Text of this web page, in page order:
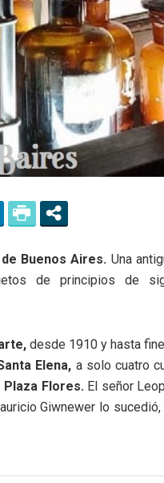
Buenos Aires. Una
de principios de
desde 1910 y hasta
Elena, a solo cuatro
Plaza Flores.El señor
Giwnewer lo